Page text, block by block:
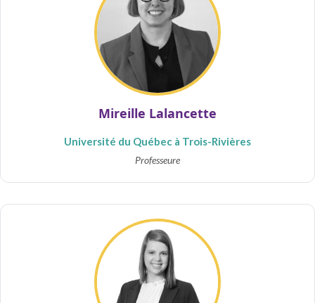
Mireille Lalancette
Université du Québec à Trois-Rivières
Professeure